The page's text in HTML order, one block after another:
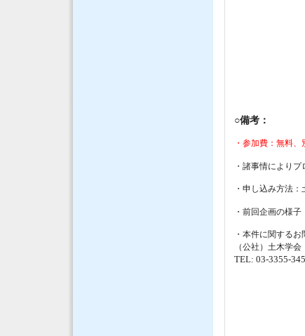
○備考：
・参加費：無料
・諸事情により
・申し込み方法
・前回企画の様
・本件に関するお
（公社）土木学
TEL: 03-3355-